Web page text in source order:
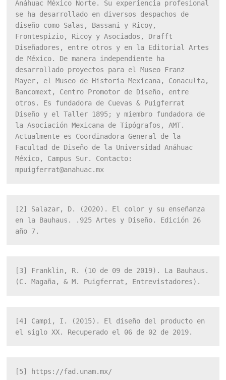
Anáhuac México Norte. Su experiencia profesional
se ha desarrollado en diversos despachos de
diseño como Salas, Bassani y Ricoy,
Frontespizio, Ricoy y Asociados, Drafft
Diseñadores, entre otros y en la Editorial Artes
de México. De manera independiente ha
desarrollado proyectos para el Museo Franz
Mayer, el Museo de Historia Mexicana, Conaculta,
Bancomext, Centro Promotor de Diseño, entre
otros. Es fundadora de Cuevas & Puigferrat
Diseño y el Taller 1895; y miembro fundadora de
Actualmente es Coordinadora General de la
Facultad de Diseño de la Universidad Anáhuac
México, Campus Sur. Contacto:
mpuigferrat@anahuac.mx
[2]
Salazar, D. (2020). El color y su enseñanza
en la Bauhaus. .925 Artes y Diseño. Edición 26
año 7.
[3]
Franklin, R. (10 de 09 de 2019). La Bauhaus.
(C. Magaña, & M. Puigferrat, Entrevistadores).
[4]
Campi, I. (2015). El diseño del producto en
el siglo XX. Recuperado el 06 de 02 de 2019.
[5] https://fad.unam.mx/